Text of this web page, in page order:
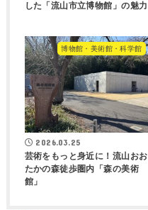
した「流山市立博物館」の魅力
博物館・美術館・科学館
2026.03.25
芸術をもっと身近に！流山おお
たかの森徒歩圏内「森の美術
館」